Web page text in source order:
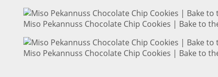
Miso Pekannuss Chocolate Chip Cookies | Bake to
Miso Pekannuss Chocolate Chip Cookies | Bake to